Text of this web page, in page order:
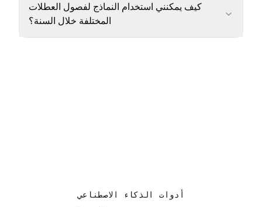
كيف يمكنني استخدام النماذج لفصول العطلات
المختلفة خلال السنة؟
أدوات الذكاء الاصطناعي